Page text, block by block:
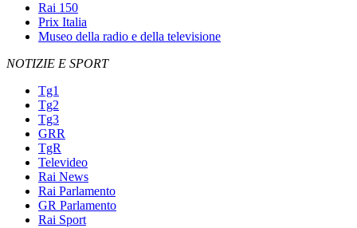
Rai 150
Prix Italia
Museo della radio e della televisione
NOTIZIE E SPORT
Tg1
Tg2
Tg3
GRR
TgR
Televideo
Rai News
Rai Parlamento
GR Parlamento
Rai Sport